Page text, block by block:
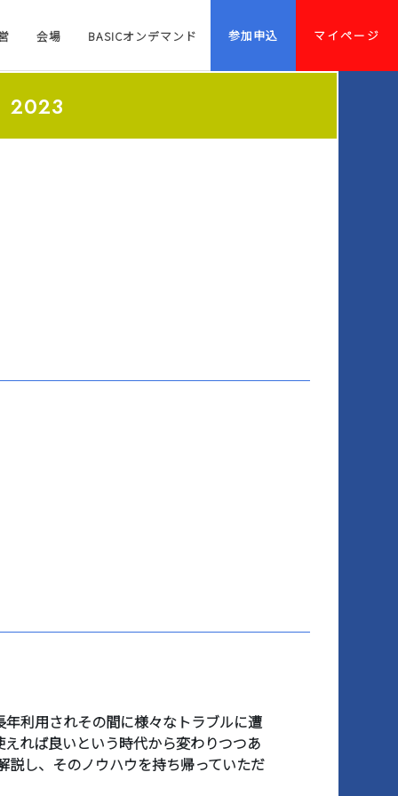
会場 BASICオンデマンド 参加申込 マイページ
2023
利用されその間に様々なトラブルに遭
れば良いという時代から変わりつつあ
説し、そのノウハウを持ち帰っていただ